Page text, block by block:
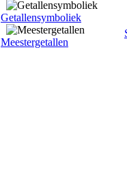
Getallensymboliek
Meestergetallen